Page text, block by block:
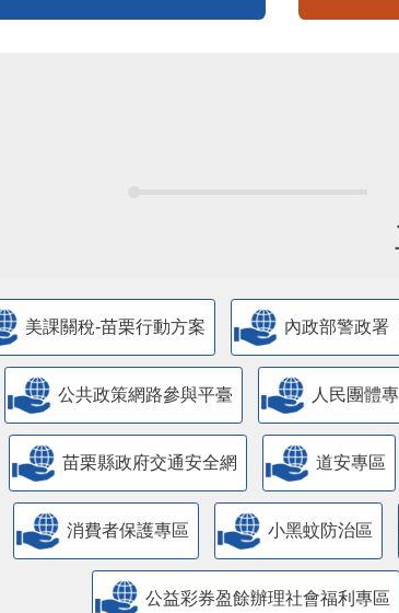
美課關稅-苗栗行動方案 內政部警政署
公共政策網路參與平臺 人民團體
苗栗縣政府交通安全網 道安專區
消費者保護專區 小黑蚊防治區
公益彩券盈餘辦理社會福利專區